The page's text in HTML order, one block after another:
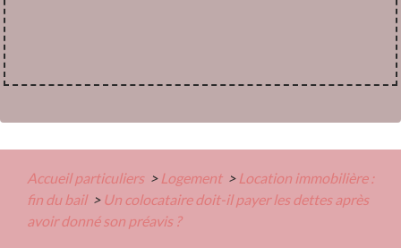
Accueil particuliers > Logement > Location immobilière :
fin du bail > Un colocataire doit-il payer les dettes après
avoir donné son préavis ?